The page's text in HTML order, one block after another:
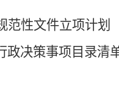
范性文件立项计划
政决策事项目录清